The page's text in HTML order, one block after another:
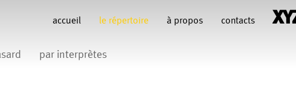
accueil le répertoire à propos contacts
par interprètes